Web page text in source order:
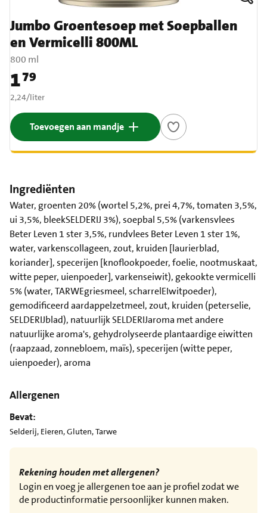
Jumbo Groentesoep met Soepballen
en Vermicelli 800ML
800 ml
Prijs: € 1,79
179
€ 2,24 per liter
2,24/liter
Toevoegen aan mandje
Ingrediënten
Water, groenten 20% (wortel 5,2%, prei 4,7%, tomaten 3,5%,
ui 3,5%, bleekSELDERIJ 3%), soepbal 5,5% (varkensvlees
Beter Leven 1 ster 3,5%, rundvlees Beter Leven 1 ster 1%,
water, varkenscollageen, zout, kruiden [laurierblad,
koriander], specerijen [knoflookpoeder, foelie, nootmuskaat,
witte peper, uienpoeder], varkenseiwit), gekookte vermicelli
5% (water, TARWEgriesmeel, scharrelEIwitpoeder),
gemodificeerd aardappelzetmeel, zout, kruiden (peterselie,
SELDERIJblad), natuurlijk SELDERIJaroma met andere
natuurlijke aroma's, gehydrolyseerde plantaardige eiwitten
(raapzaad, zonnebloem, maïs), specerijen (witte peper,
uienpoeder), aroma
Allergenen
Bevat:
Selderij, Eieren, Gluten, Tarwe
Rekening houden met allergenen?
Login en voeg je allergenen toe aan je profiel zodat we
de productinformatie persoonlijker kunnen maken.